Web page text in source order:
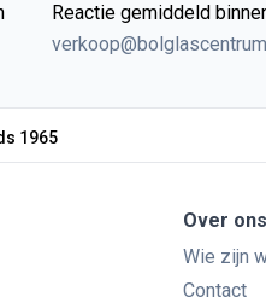
Reactie gemiddeld
1965
Over ons
Wie zijn
Contact